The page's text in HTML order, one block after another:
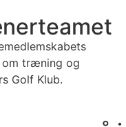
om træning og
Golf Klub.